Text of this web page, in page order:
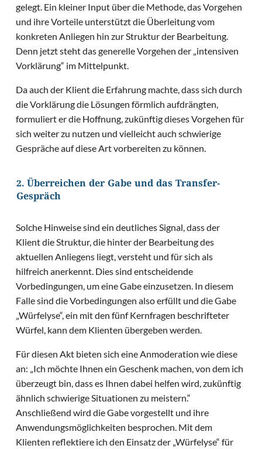
gelegt. Ein kleiner Input über die Methode, das Vorgehen
und ihre Vorteile unterstützt die Überleitung vom
konkreten Anliegen hin zur Struktur der Bearbeitung.
Denn jetzt steht das generelle Vorgehen der „intensiven
Vorklärung“ im Mittelpunkt.
Da auch der Klient die Erfahrung machte, dass sich durch
die Vorklärung die Lösungen förmlich aufdrängten,
formuliert er die Hoffnung, zukünftig dieses Vorgehen für
sich weiter zu nutzen und vielleicht auch schwierige
Gespräche auf diese Art vorbereiten zu können.
2. Überreichen der Gabe und das Transfer-
Gespräch
Solche Hinweise sind ein deutliches Signal, dass der
Klient die Struktur, die hinter der Bearbeitung des
aktuellen Anliegens liegt, versteht und für sich als
hilfreich anerkennt. Dies sind entscheidende
Vorbedingungen, um eine Gabe einzusetzen. In diesem
Falle sind die Vorbedingungen also erfüllt und die Gabe
„Würfelyse“, ein mit den fünf Kernfragen beschrifteter
Würfel, kann dem Klienten übergeben werden.
Für diesen Akt bieten sich eine Anmoderation wie diese
an: „Ich möchte Ihnen ein Geschenk machen, von dem ich
überzeugt bin, dass es Ihnen dabei helfen wird, zukünftig
ähnlich schwierige Situationen zu meistern.“
Anschließend wird die Gabe vorgestellt und ihre
Anwendungsmöglichkeiten besprochen. Mit dem
Klienten reflektiere ich den Einsatz der „Würfelyse“ für